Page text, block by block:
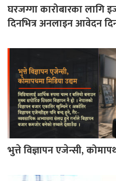
घरजग्गा कारोबारका लागि
दिनभित्र अनलाइन आवेदन
भुत्ते विज्ञापन एजेन्सी,